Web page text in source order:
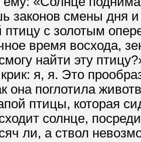
законов смены дня
птицу с золотым
время восхода,
найти эту
я, я. Это
она поглотила
птицы, которая
солнце,
ли, а ствол